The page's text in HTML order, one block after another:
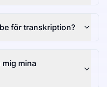
för transkription?
mina